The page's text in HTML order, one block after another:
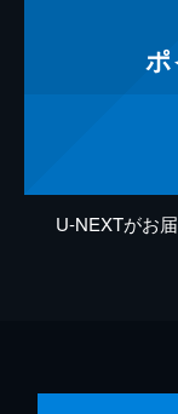
U-NEXTがお